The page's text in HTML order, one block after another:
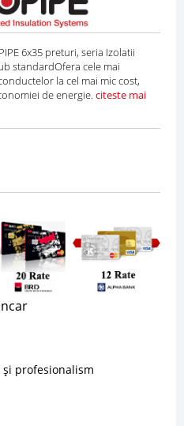
6x35 preturi, seria Izolatii
standardOfera cele mai
la cel mai mic cost,
de energie. citeste mai
profesionalism